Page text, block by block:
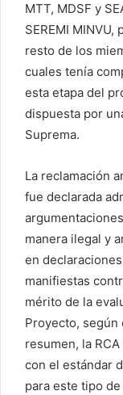
MTT, MDSF y
SEREMI
resto de los
cuales tenía
esta etapa del
dispuesta por
Suprema.
La reclamación
fue declarada
manera ilegal y
en
manifiestas
mérito de la
Proyecto, según
resumen, la
con el estándar
para este tipo